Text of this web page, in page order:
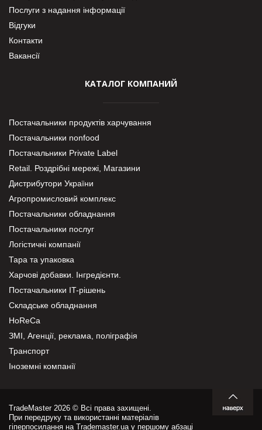
Послуги з надання інформації
Відгуки
Контакти
Вакансії
КАТАЛОГ КОМПАНИЙ
Постачальники продуктів харчування
Постачальники nonfood
Постачальники Private Label
Retail. Роздрібні мережі, Магазини
Дистрибутори України
Агропромисловий комплекс
Постачальники обладнання
Постачальники послуг
Логістичні компанії
Тара та упаковка
Харчові добавки. Інгредієнти.
Постачальники IT-рішень
Складське обладнання
HoReCa
ЗМІ, Агенції, реклама, поліграфія
Транспорт
Іноземні компанії
TradeMaster 2026 © Всі права захищені.
При передруку та використанні матеріалів
гіперпосилання на Trademaster.ua у першому абзаці